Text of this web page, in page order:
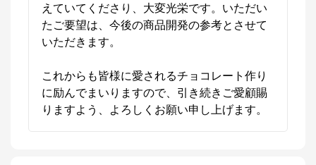
えていてくださり、大変光栄です。いただい
たご要望は、今後の商品開発の参考とさせて
いただきます。
これからも皆様に愛されるチョコレート作り
に励んでまいりますので、引き続きご愛顧賜
りますよう、よろしくお願い申し上げます。